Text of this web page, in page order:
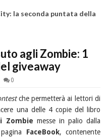
la seconda puntata della
agli Zombie: 1
giveaway
0
che permetterà ai lettori di
una delle 4 copie del libro
Zombie messe in palio dalla
pagina FaceBook, contenente